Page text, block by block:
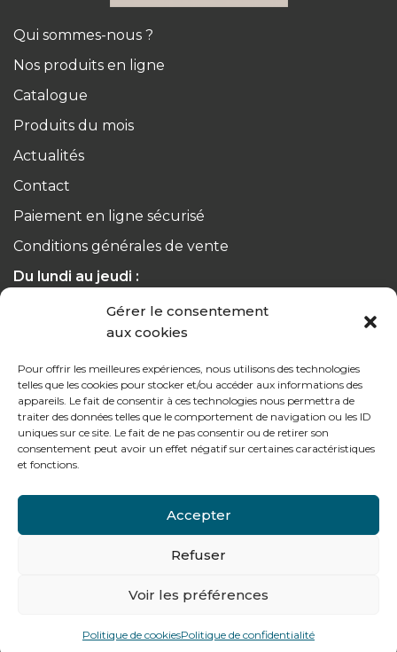
Gérer le consentement
aux cookies
Pour offrir les meilleures expériences, nous utilisons des technologies
telles que les cookies pour stocker et/ou accéder aux informations des
appareils. Le fait de consentir à ces technologies nous permettra de
traiter des données telles que le comportement de navigation ou les ID
uniques sur ce site. Le fait de ne pas consentir ou de retirer son
consentement peut avoir un effet négatif sur certaines caractéristiques
et fonctions.
Accepter
Refuser
Voir les préférences
Politique de cookiesPolitique de confidentialité
Qui sommes-nous ?
Nos produits en ligne
Catalogue
Produits du mois
Actualités
Contact
Paiement en ligne sécurisé
Conditions générales de vente
Du lundi au jeudi :
Le vendredi :
de 8h à 12h30 et de 13h30 à 16h
Notre gamme pour les particuliers
Tél : + 33 (0)4 74 62 81 44
478 rue Alexandre Richetta
Villefranche sur Saône